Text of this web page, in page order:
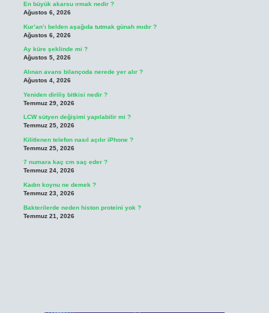
En büyük akarsu ırmak nedir ?
Ağustos 6, 2026
Kur’an’ı belden aşağıda tutmak günah mıdır ?
Ağustos 6, 2026
Ay küre şeklinde mi ?
Ağustos 5, 2026
Alınan avans bilançoda nerede yer alır ?
Ağustos 4, 2026
Yeniden diriliş bitkisi nedir ?
Temmuz 29, 2026
LCW sütyen değişimi yapılabilir mi ?
Temmuz 25, 2026
Kilitlenen telefon nasıl açılır iPhone ?
Temmuz 25, 2026
7 numara kaç cm saç eder ?
Temmuz 24, 2026
Kadın koynu ne demek ?
Temmuz 23, 2026
Bakterilerde neden histon proteini yok ?
Temmuz 21, 2026